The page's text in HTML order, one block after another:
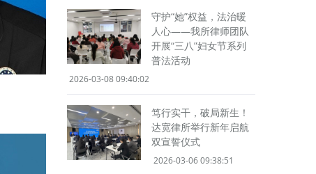
守护“她”权益，法治暖
人心——我所律师团队
开展“三八”妇女节系列
普法活动
2026-03-08 09:40:02
笃行实干，破局新生！
达宽律所举行新年启航
双宣誓仪式
2026-03-06 09:38:51